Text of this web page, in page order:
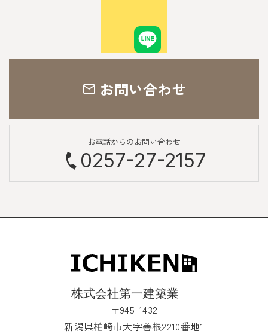
お問い合わせ
お電話からのお問い合わせ
0257-27-2157
〒945-1432
新潟県柏崎市大字善根2210番地1